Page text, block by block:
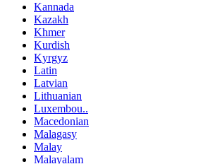
Kannada
Kazakh
Khmer
Kurdish
Kyrgyz
Latin
Latvian
Lithuanian
Luxembou..
Macedonian
Malagasy
Malay
Malayalam